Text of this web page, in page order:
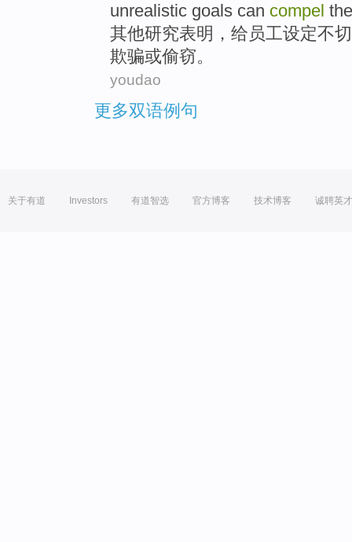
unrealistic goals can compel
其他研究表明 ， 给 员工设定不
欺骗或偷窃。
youdao
更多双语例句
关于有道 Investors 有道智选 官方博客 技术博客 诚聘英才